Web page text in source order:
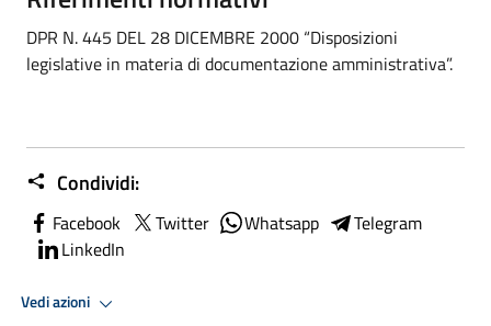
DPR N. 445 DEL 28 DICEMBRE 2000 “Disposizioni
legislative in materia di documentazione amministrativa”.
Condividi:
Facebook Twitter Whatsapp
Telegram
LinkedIn
Vedi azioni